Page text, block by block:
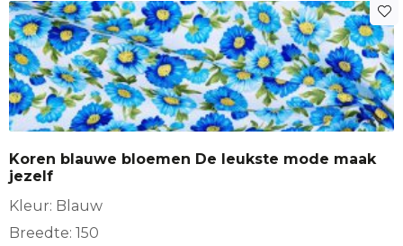
Koren blauwe bloemen De leukste mode maak
jezelf
Kleur: Blauw
Breedte: 150